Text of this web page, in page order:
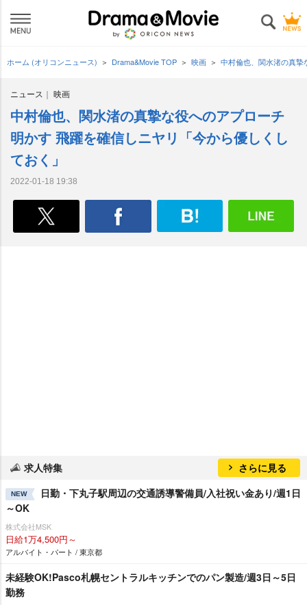
ホーム (オリコンニュース) Drama&Movie TOP 映画 中村倫也、関水渚の真
ニュース 映画
中村倫也、関水渚の真摯な役へのアプローチ
明かす 飛躍を確信しニヤリ「今から優しくし
ておく」
2022-01-18 19:38
求人特集 さらに見る
NEW
日勤・下丸子駅周辺の交通誘導警備員/入社祝い金あり/週1日
～OK
株式会社MSK
日給1万4,500円～
アルバイト・パート / 東京都
未経験OK!Pasco札幌セントラルキッチンでのパン製造/週3日～5日
勤務